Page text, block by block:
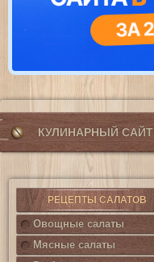
КУЛИНАРНЫЙ САЙТ
РЕЦЕПТЫ САЛАТОВ
Овощные салаты
Мясные салаты